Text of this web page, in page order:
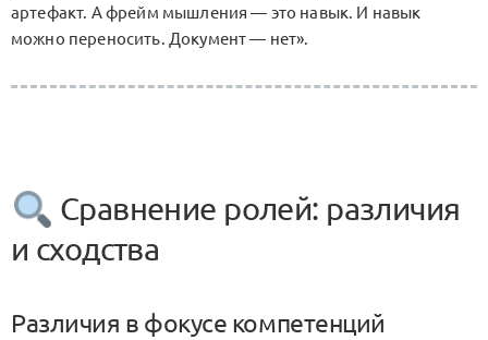
артефакт. А фрейм мышления — это навык. И навык
можно переносить. Документ — нет».
Сравнение ролей: различия
и сходства
Различия в фокусе компетенций